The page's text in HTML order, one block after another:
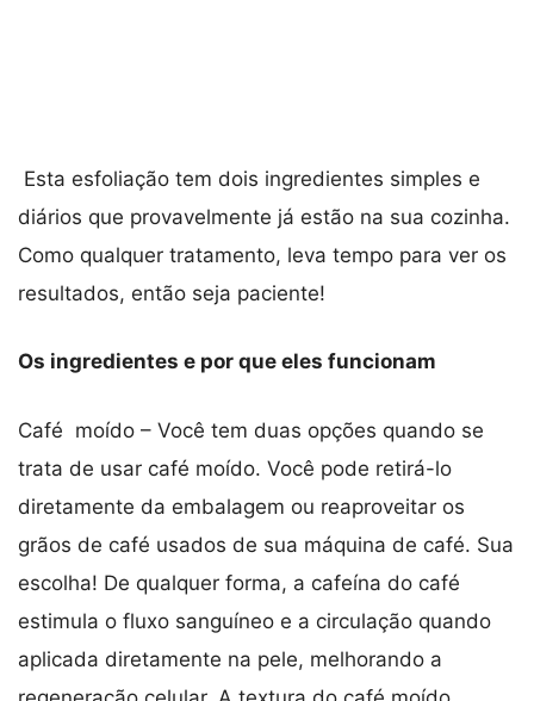
Esta esfoliação tem dois ingredientes simples e
diários que provavelmente já estão na sua cozinha.
Como qualquer tratamento, leva tempo para ver os
resultados, então seja paciente!
Os ingredientes e por que eles funcionam
Café moído – Você tem duas opções quando se
trata de usar café moído. Você pode retirá-lo
diretamente da embalagem ou reaproveitar os
grãos de café usados de sua máquina de café. Sua
escolha! De qualquer forma, a cafeína do café
estimula o fluxo sanguíneo e a circulação quando
aplicada diretamente na pele, melhorando a